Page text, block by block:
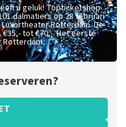
u geluk! Topticketshop
dalmatiers op 28 februari
Rotterdam. De
€35,- tot €70,-. Het eerste
Rotterdam.